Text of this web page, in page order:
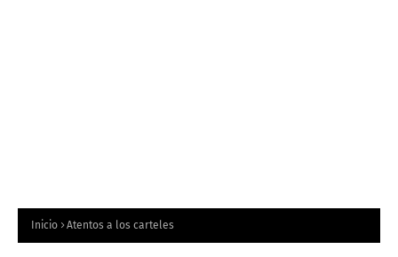
Inicio Atentos a los carteles